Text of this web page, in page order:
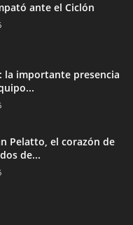
ante el Ciclón
la importante presencia
Pelatto, el corazón de
de...